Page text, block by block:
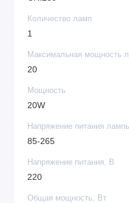
Количество ламп
1
Максимальная мощность
20
Мощность
20W
Напряжение питания
85-265
Напряжение питания, В
220
Общая мощность, Вт